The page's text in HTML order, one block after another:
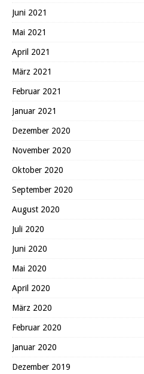
Juni 2021
Mai 2021
April 2021
März 2021
Februar 2021
Januar 2021
Dezember 2020
November 2020
Oktober 2020
September 2020
August 2020
Juli 2020
Juni 2020
Mai 2020
April 2020
März 2020
Februar 2020
Januar 2020
Dezember 2019